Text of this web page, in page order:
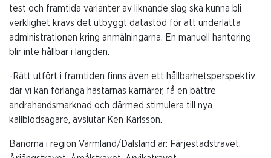
test och framtida varianter av liknande slag ska kunna bli
verklighet krävs det utbyggt datastöd för att underlätta
administrationen kring anmälningarna. En manuell hantering
blir inte hållbar i längden.
-Rätt utfört i framtiden finns även ett hållbarhetsperspektiv
där vi kan förlänga hästarnas karriärer, få en bättre
andrahandsmarknad och därmed stimulera till nya
kallblodsägare, avslutar Ken Karlsson.
Banorna i region Värmland/Dalsland är: Färjestadstravet,